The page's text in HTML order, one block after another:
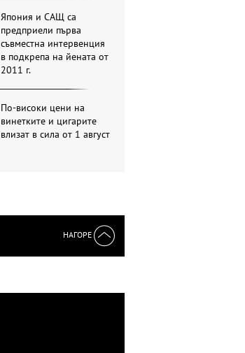
Япония и САЩ са
предприели първа
съвместна интервенция
в подкрепа на йената от
2011 г.
По-високи цени на
винетките и цигарите
влизат в сила от 1 август
НАГОРЕ